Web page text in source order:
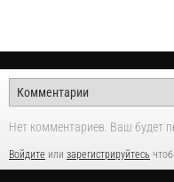
Нет комментариев. Ваш будет
Войдите или зарегистрируйтесь